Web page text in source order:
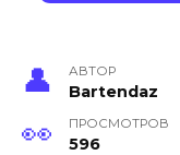
АВТОР
Bartendaz
ПРОСМОТРОВ
596